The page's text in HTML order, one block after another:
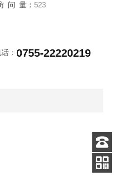
问 量： 523
话：0755-22220219
客服
电话